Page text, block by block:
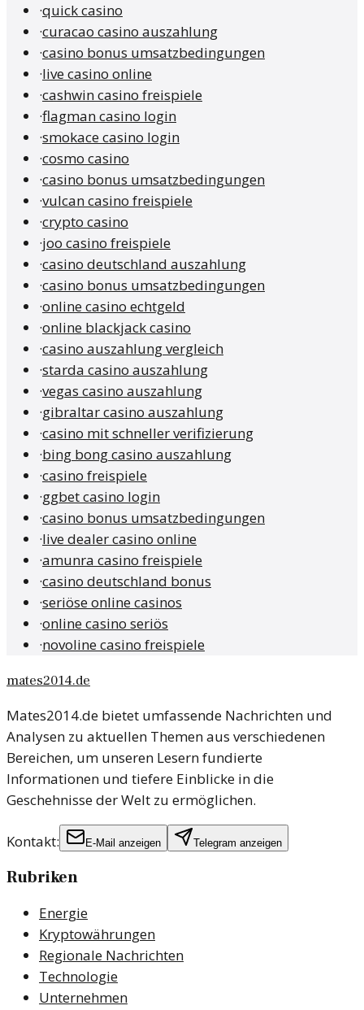
·quick casino
·curacao casino auszahlung
·casino bonus umsatzbedingungen
·live casino online
·cashwin casino freispiele
·flagman casino login
·smokace casino login
·cosmo casino
·casino bonus umsatzbedingungen
·vulcan casino freispiele
·crypto casino
·joo casino freispiele
·casino deutschland auszahlung
·casino bonus umsatzbedingungen
·online casino echtgeld
·online blackjack casino
·casino auszahlung vergleich
·starda casino auszahlung
·vegas casino auszahlung
·gibraltar casino auszahlung
·casino mit schneller verifizierung
·bing bong casino auszahlung
·casino freispiele
·ggbet casino login
·casino bonus umsatzbedingungen
·live dealer casino online
·amunra casino freispiele
·casino deutschland bonus
·seriöse online casinos
·online casino seriös
·novoline casino freispiele
mates2014.de
Mates2014.de bietet umfassende Nachrichten und
Analysen zu aktuellen Themen aus verschiedenen
Bereichen, um unseren Lesern fundierte
Informationen und tiefere Einblicke in die
Geschehnisse der Welt zu ermöglichen.
Kontakt: E-Mail anzeigen Telegram anzeigen
Rubriken
Energie
Kryptowährungen
Regionale Nachrichten
Technologie
Unternehmen